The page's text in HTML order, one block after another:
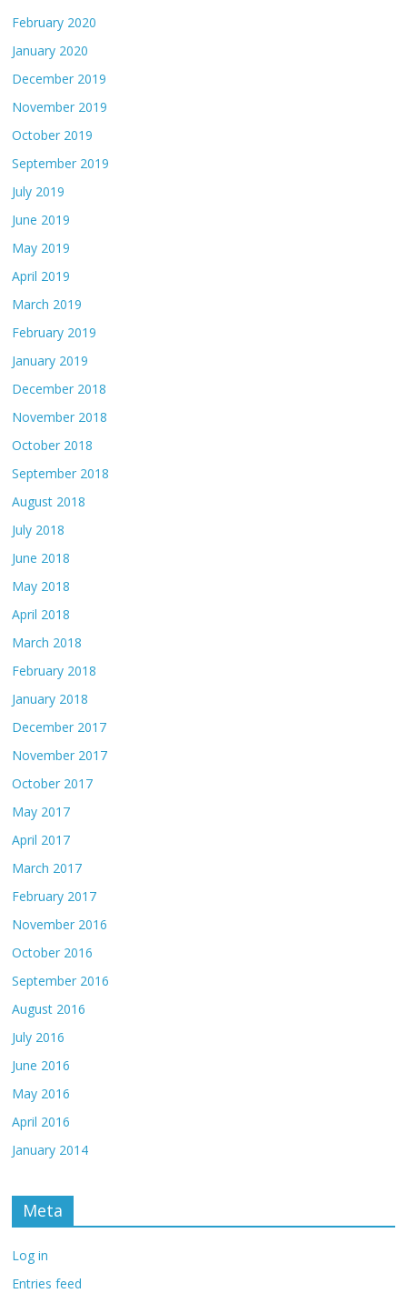
February 2020
January 2020
December 2019
November 2019
October 2019
September 2019
July 2019
June 2019
May 2019
April 2019
March 2019
February 2019
January 2019
December 2018
November 2018
October 2018
September 2018
August 2018
July 2018
June 2018
May 2018
April 2018
March 2018
February 2018
January 2018
December 2017
November 2017
October 2017
May 2017
April 2017
March 2017
February 2017
November 2016
October 2016
September 2016
August 2016
July 2016
June 2016
May 2016
April 2016
January 2014
Meta
Log in
Entries feed